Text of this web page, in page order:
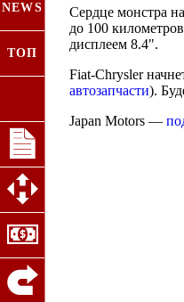
NEWS
ТОП
Сердце монстра
до 100
дисплеем 8.4".
Fiat-Chrysler
автозапчасти).
Japan Motors —